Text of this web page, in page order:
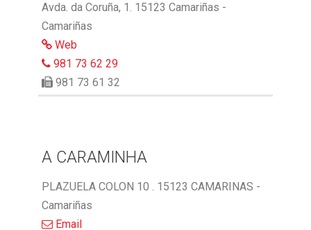
Avda. da Coruña, 1. 15123 Camariñas -
Camariñas
Web
981 73 62 29
981 73 61 32
A CARAMINHA
PLAZUELA COLON 10 . 15123 CAMARINAS -
Camariñas
Email